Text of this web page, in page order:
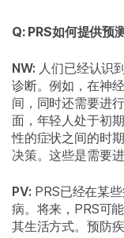
Q: PRS如何提供预
NW: 人们已经认识
诊断。例如，在神
间，同时还需要进
面，年轻人处于初
性的症状之间的时
决策。这些是需要
PV: PRS已经在某
病。将来，PRS可
其生活方式。预防